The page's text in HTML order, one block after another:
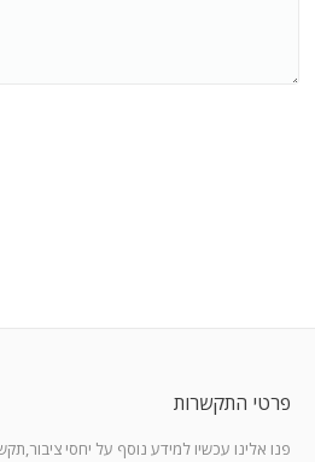
פרטי התקשרות
פנו אלינו עכשיו למידע נוסף על יחסי